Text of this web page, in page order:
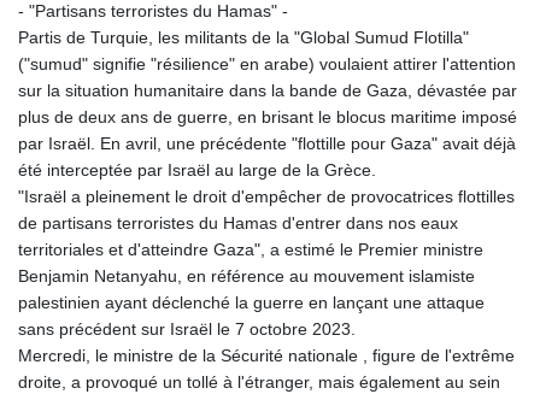
- "Partisans terroristes du Hamas" -
Partis de Turquie, les militants de la "Global Sumud Flotilla"
("sumud" signifie "résilience" en arabe) voulaient attirer l'attention
sur la situation humanitaire dans la bande de Gaza, dévastée par
plus de deux ans de guerre, en brisant le blocus maritime imposé
par Israël. En avril, une précédente "flottille pour Gaza" avait déjà
été interceptée par Israël au large de la Grèce.
"Israël a pleinement le droit d'empêcher de provocatrices flottilles
de partisans terroristes du Hamas d'entrer dans nos eaux
territoriales et d'atteindre Gaza", a estimé le Premier ministre
Benjamin Netanyahu, en référence au mouvement islamiste
palestinien ayant déclenché la guerre en lançant une attaque
sans précédent sur Israël le 7 octobre 2023.
Mercredi, le ministre de la Sécurité nationale , figure de l'extrême
droite, a provoqué un tollé à l'étranger, mais également au sein